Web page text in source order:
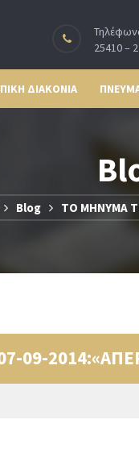
25410 –
ΔΙΑΚΟΝΙΑ
Blog ΤΟ ΜΗΝΥΜΑ
09-